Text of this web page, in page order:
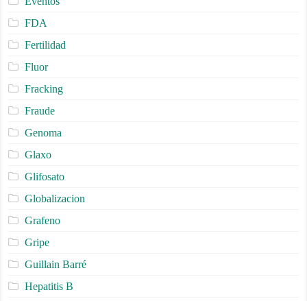
FDA
Fertilidad
Fluor
Fracking
Fraude
Genoma
Glaxo
Glifosato
Globalizacion
Grafeno
Gripe
Guillain Barré
Hepatitis B